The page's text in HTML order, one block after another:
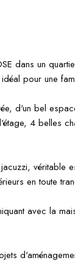
dans un
pour une
d'un bel
4 belles
véritable
en toute
avec la